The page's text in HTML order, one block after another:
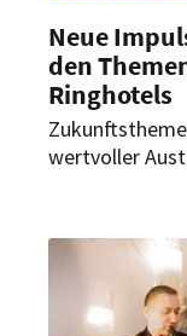
Neue
den
Ringhotels
wertvoller
Ringhotel
zwei Tage
Impulse für